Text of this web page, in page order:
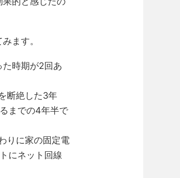
ます。
時期が2回あ
断絶した3年
までの4年半で
りに家の固定電
にネット回線